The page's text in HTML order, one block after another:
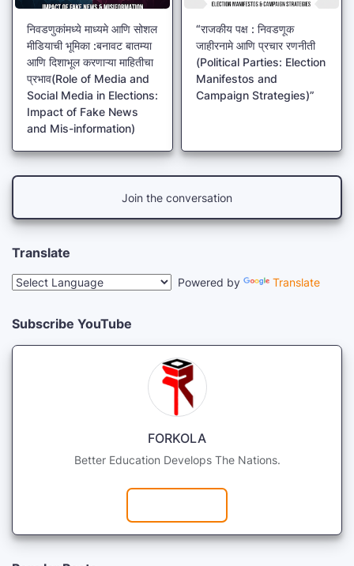
निवडणुकांमध्ये माध्यमे आणि सोशल
मीडियाची भूमिका :बनावट बातम्या
आणि दिशाभूल करणाऱ्या माहितीचा
प्रभाव(Role of Media and
Social Media in Elections:
Impact of Fake News
and Mis-information)
“राजकीय पक्ष : निवडणूक
जाहीरनामे आणि प्रचार रणनीती
(Political Parties: Election
Manifestos and
Campaign Strategies)”
Join the conversation
Translate
Powered by Translate
Subscribe YouTube
FORKOLA
Better Education Develops The Nations.